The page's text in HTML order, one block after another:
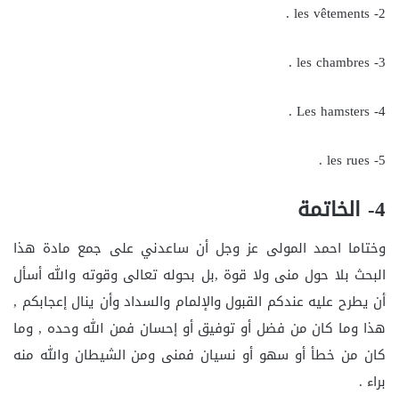
2- les vêtements .
3- les chambres .
4- Les hamsters .
5- les rues .
4- الخاتمة
وختاما احمد المولى عز وجل أن ساعدني على جمع مادة هذا
البحث بلا حول منى ولا قوة ,بل بحوله تعالى وقوته والله أسأل
أن يطرح عليه عندكم القبول والإلمام والسداد وأن ينال إعجابكم ,
هذا وما كان من فضل أو توفيق أو إحسان فمن الله وحده , وما
كان من خطأ أو سهو أو نسيان فمنى ومن الشيطان والله منه
براء .